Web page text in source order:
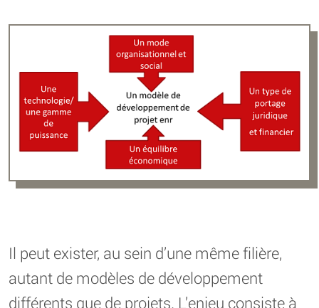
Il peut exister, au sein d’une même filière,
autant de modèles de développement
différents que de projets. L’enjeu consiste à